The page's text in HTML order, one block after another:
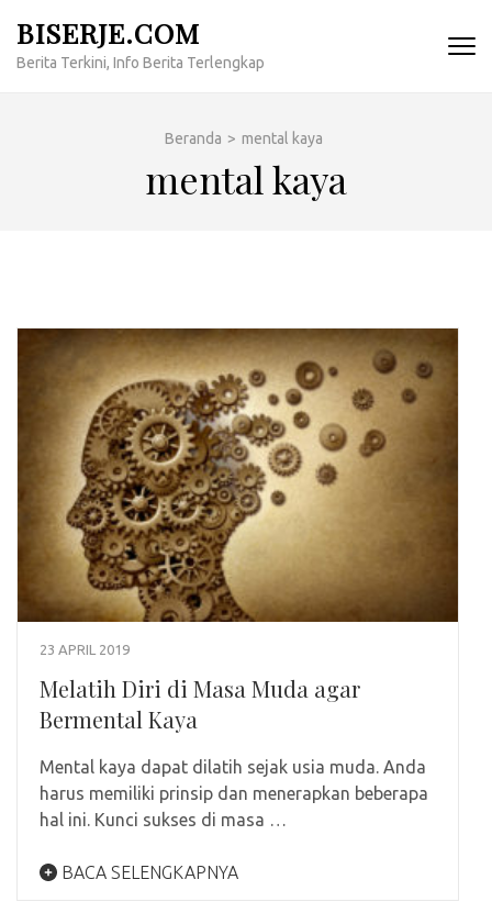
konten
BISERJE.COM
Berita Terkini, Info Berita Terlengkap
Beranda > mental kaya
mental kaya
23 APRIL 2019
Melatih Diri di Masa Muda agar
Bermental Kaya
Mental kaya dapat dilatih sejak usia muda. Anda
harus memiliki prinsip dan menerapkan beberapa
hal ini. Kunci sukses di masa …
BACA SELENGKAPNYA